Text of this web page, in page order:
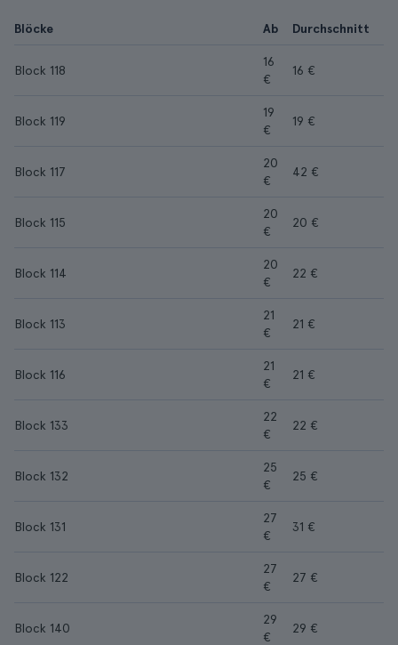
Blöcke Ab Durchschnitt
Block 118
16
€
16 €
Block 119
19
€
19 €
Block 117
20
€
42 €
Block 115
20
€
20 €
Block 114
20
€
22 €
Block 113
21
€
21 €
Block 116
21
€
21 €
Block 133
22
€
22 €
Block 132
25
€
25 €
Block 131
27
€
31 €
Block 122
27
€
27 €
Block 140
29
€
29 €